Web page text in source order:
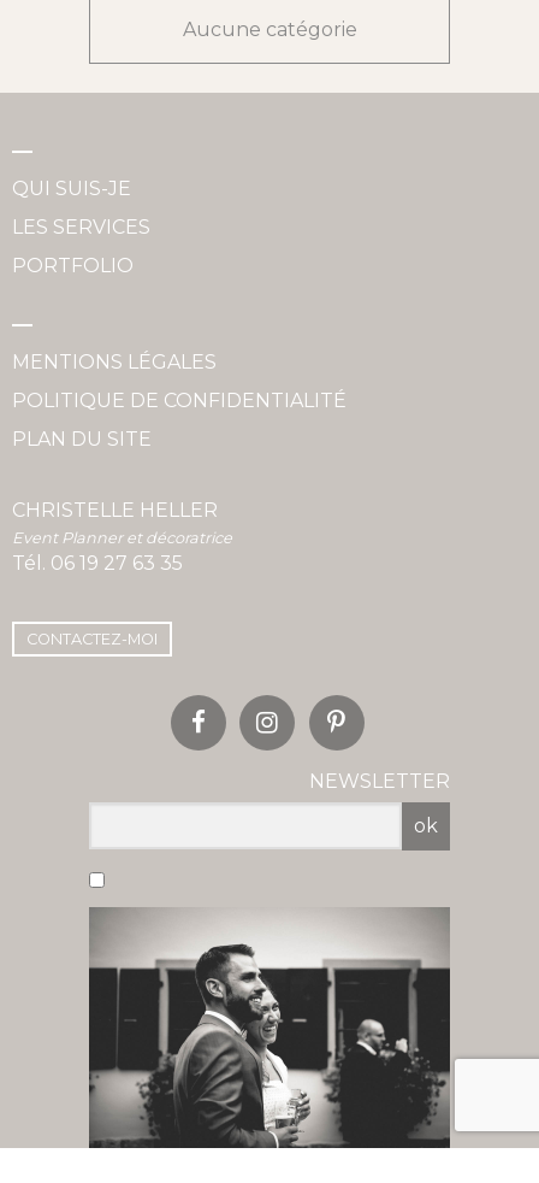
Aucune catégorie
QUI SUIS-JE
LES SERVICES
PORTFOLIO
MENTIONS LÉGALES
POLITIQUE DE CONFIDENTIALITÉ
PLAN DU SITE
CHRISTELLE HELLER
Event Planner et décoratrice
Tél. 06 19 27 63 35
CONTACTEZ-MOI
NEWSLETTER
ok